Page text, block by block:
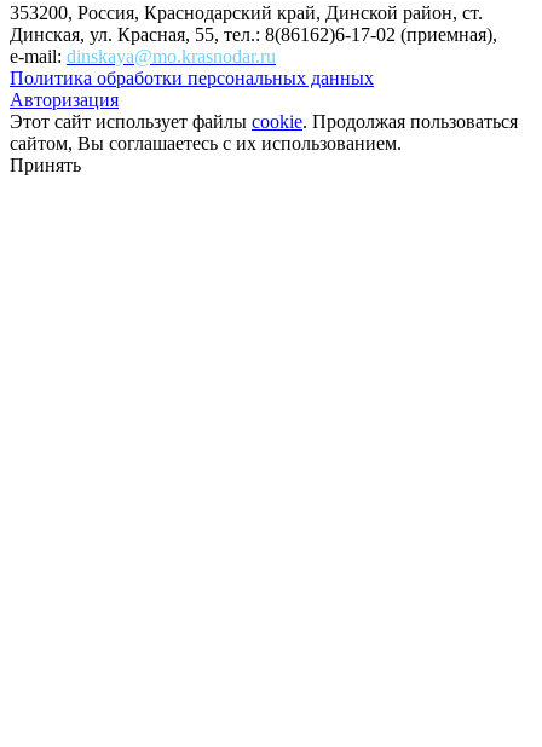
353200, Россия, Краснодарский край, Динской район, ст.
Динская, ул. Красная, 55, тел.: 8(86162)6-17-02 (приемная),
e-mail: dinskaya@mo.krasnodar.ru
Политика обработки персональных данных
Авторизация
Этот сайт использует файлы cookie. Продолжая пользоваться
сайтом, Вы соглашаетесь с их использованием.
Принять